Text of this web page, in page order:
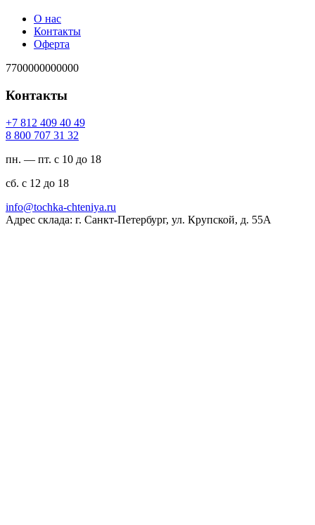
О нас
Контакты
Оферта
7700000000000
Контакты
94 04 904 218 7+
23 13 707 008 8
пн. — пт. с 10 до 18
сб. с 12 до 18
ur.ayinethc-akhcot@ofni
Адрес склада: г. Санкт-Петербург, ул. Крупской, д. 55А